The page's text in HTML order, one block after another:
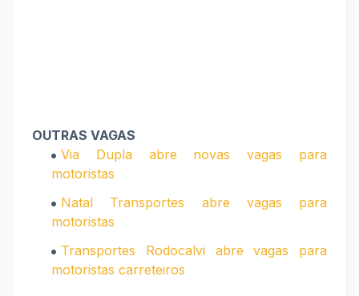
OUTRAS VAGAS
Via Dupla abre novas vagas para
motoristas
Natal Transportes abre vagas para
motoristas
Transportes Rodocalvi abre vagas para
motoristas carreteiros